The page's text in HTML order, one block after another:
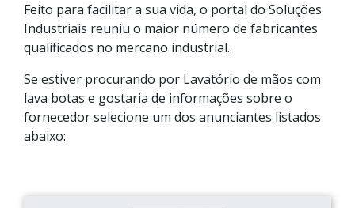
Feito para facilitar a sua vida, o portal do Soluções
Industriais reuniu o maior número de fabricantes
qualificados no mercano industrial.
Se estiver procurando por Lavatório de mãos com
lava botas e gostaria de informações sobre o
fornecedor selecione um dos anunciantes listados
abaixo: